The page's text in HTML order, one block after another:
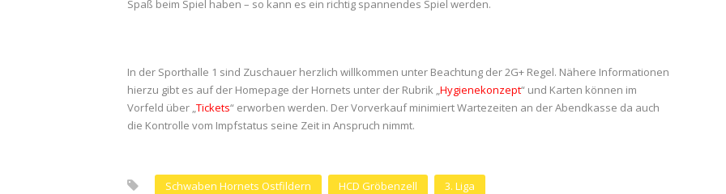
Spaß beim Spiel haben – so kann es ein richtig spannendes Spiel werden.
In der Sporthalle 1 sind Zuschauer herzlich willkommen unter Beachtung der 2G+ Regel. Nähere Informationen
hierzu gibt es auf der Homepage der Hornets unter der Rubrik „Hygienekonzept“ und Karten können im
Vorfeld über „Tickets“ erworben werden. Der Vorverkauf minimiert Wartezeiten an der Abendkasse da auch
die Kontrolle vom Impfstatus seine Zeit in Anspruch nimmt.
Schwaben Hornets Ostfildern HCD Gröbenzell 3. Liga